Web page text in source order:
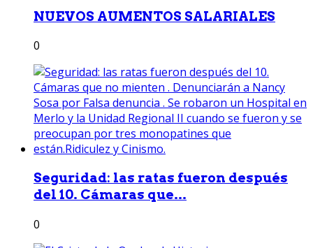
NUEVOS AUMENTOS SALARIALES
0
Seguridad: las ratas fueron después
del 10. Cámaras que...
0